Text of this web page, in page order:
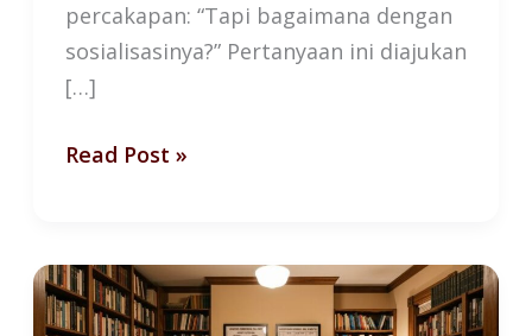
percakapan: “Tapi bagaimana dengan
sosialisasinya?” Pertanyaan ini diajukan
[…]
Read Post »
Homeschooling
di